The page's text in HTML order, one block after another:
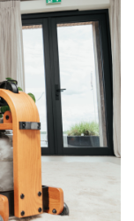
HOUT